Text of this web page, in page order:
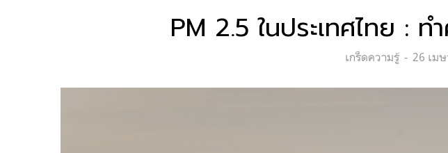
PM 2.5 ในประเทศไทย : ท
Categories:
เกร็ดความรู้
Posted
26 เม